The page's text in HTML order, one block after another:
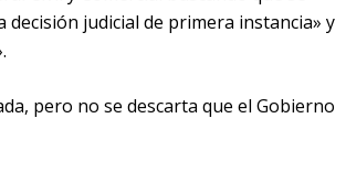
judicial de primera instancia» y
pero no se descarta que el Gobierno